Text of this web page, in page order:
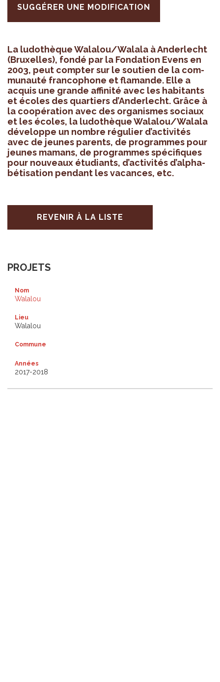
SUGGÉRER UNE MODIFICATION
La ludo­thèque Wala­lou/Walala à Ander­lecht
(Bruxelles), fondé par la Fon­da­tion Evens en
2003, peut comp­ter sur le sou­tien de la com­
mu­nauté fran­co­phone et fla­mande. Elle a
acquis une grande affi­nité avec les habi­tants
et écoles des quar­tiers d’An­der­lecht. Grâce à
la coopé­ra­tion avec des orga­nismes sociaux
et les écoles, la ludo­thèque Wala­lou/Walala
déve­loppe un nombre régu­lier d’ac­ti­vi­tés
avec de jeunes parents, de pro­grammes pour
jeunes mamans, de pro­grammes spé­ci­fiques
pour nou­veaux étu­diants, d’ac­ti­vi­tés d’al­pha­
bé­ti­sa­tion pen­dant les vacances, etc.
REVENIR À LA LISTE
PROJETS
Nom
Walalou
Lieu
Walalou
Commune
Années
2017-2018